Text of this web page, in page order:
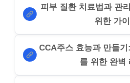
피부 질환 치료법과 관
위한 가
CCA주스 효능과 만들
를 위한 완벽